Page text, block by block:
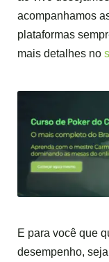
acompanhamos
plataformas
mais detalhes no
E para você que
desempenho,